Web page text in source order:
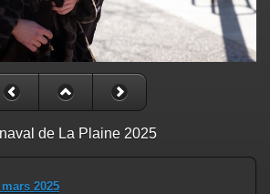
de La Plaine 2025
2025